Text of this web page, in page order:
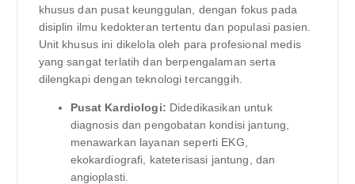
khusus dan pusat keunggulan, dengan fokus pada
disiplin ilmu kedokteran tertentu dan populasi pasien.
Unit khusus ini dikelola oleh para profesional medis
yang sangat terlatih dan berpengalaman serta
dilengkapi dengan teknologi tercanggih.
Pusat Kardiologi: Didedikasikan untuk
diagnosis dan pengobatan kondisi jantung,
menawarkan layanan seperti EKG,
ekokardiografi, kateterisasi jantung, dan
angioplasti.